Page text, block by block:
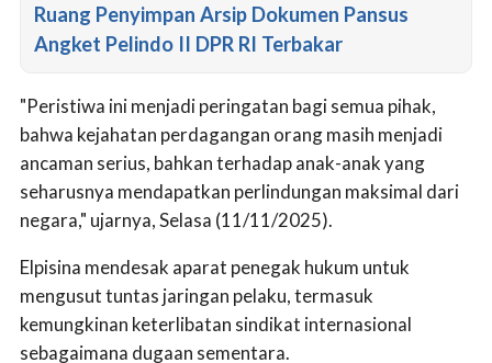
Ruang Penyimpan Arsip Dokumen Pansus
Angket Pelindo II DPR RI Terbakar
"Peristiwa ini menjadi peringatan bagi semua pihak,
bahwa kejahatan perdagangan orang masih menjadi
ancaman serius, bahkan terhadap anak-anak yang
seharusnya mendapatkan perlindungan maksimal dari
negara," ujarnya, Selasa (11/11/2025).
Elpisina mendesak aparat penegak hukum untuk
mengusut tuntas jaringan pelaku, termasuk
kemungkinan keterlibatan sindikat internasional
sebagaimana dugaan sementara.